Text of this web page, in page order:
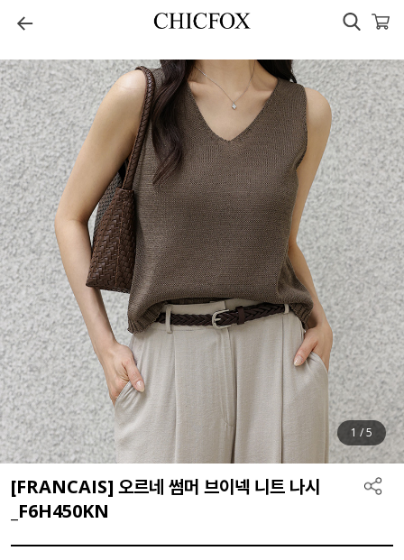
1 /5
[FRANCAIS] 오르네 썸머 브이넥 니트 나시
_F6H450KN